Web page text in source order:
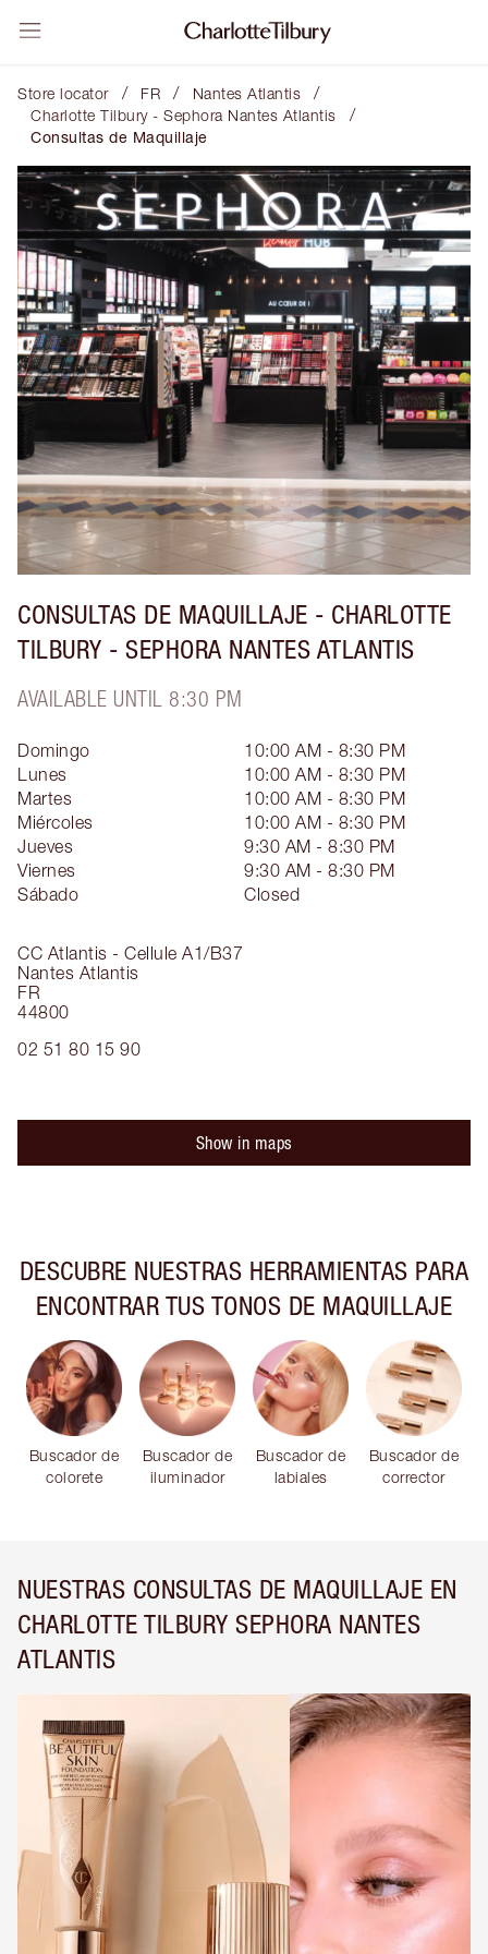
Store locator / FR / Nantes Atlantis /
Charlotte Tilbury - Sephora Nantes Atlantis /
Consultas de Maquillaje
CONSULTAS DE MAQUILLAJE - CHARLOTTE
TILBURY - SEPHORA NANTES ATLANTIS
AVAILABLE UNTIL 8:30 PM
CC Atlantis - Cellule A1/B37
Nantes Atlantis
FR
44800
02 51 80 15 90
Domingo
10:00 AM - 8:30 PM
Lunes
10:00 AM - 8:30 PM
Martes
10:00 AM - 8:30 PM
Miércoles
10:00 AM - 8:30 PM
Jueves
9:30 AM - 8:30 PM
Viernes
9:30 AM - 8:30 PM
Sábado
Closed
Show in maps
DESCUBRE NUESTRAS HERRAMIENTAS PARA
ENCONTRAR TUS TONOS DE MAQUILLAJE
Buscador de
colorete
Buscador de
iluminador
Buscador de
labiales
Buscador de
corrector
NUESTRAS CONSULTAS DE MAQUILLAJE EN
CHARLOTTE TILBURY SEPHORA NANTES
ATLANTIS